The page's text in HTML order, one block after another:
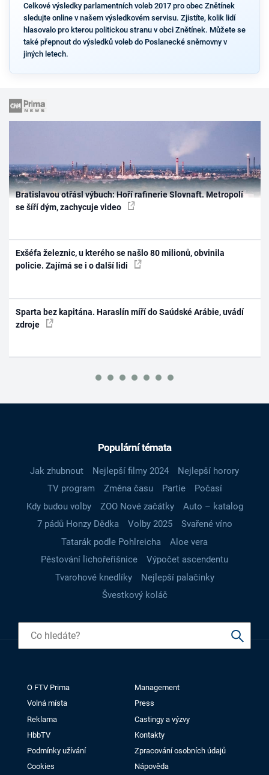
Celkové výsledky parlamentních voleb 2017 pro obec Znětínek
sledujte online v našem výsledkovém servisu. Zjistíte, kolik lidí
hlasovalo pro kterou politickou stranu v obci Znětínek. Můžete se
také přepnout do výsledků voleb do Poslanecké sněmovny v
jiných letech.
Bratislavou otřásl výbuch: Hoří rafinerie Slovnaft. Metropolí
se šíří dým, zachycuje video
Exšéfa železnic, u kterého se našlo 80 milionů, obvinila
policie. Zajímá se i o další lidi
Sparta bez kapitána. Haraslín míří do Saúdské Arábie, uvádí
zdroje
Populární témata
Jak zhubnout Nejlepší filmy 2024
Nejlepší horory
TV program
Změna času Partie
Počasí
Kdy budou volby
ZOO Nové začátky
Auto – katalog
7 pádů Honzy Dědka
Volby 2025
Svařené víno
Tatarák podle Pohlreicha
Aloe vera
Pěstování lichořeřišnice
Výpočet ascendentu
Tvarohové knedlíky
Nejlepší palačinky
Švestkový koláč
O FTV Prima
Management
Volná místa
Press
Reklama
Castingy a výzvy
HbbTV
Kontakty
Podmínky užívání
Zpracování osobních údajů
Cookies
Nápověda